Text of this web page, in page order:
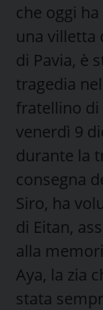
che oggi
una villetta
di Pavia, è
tragedia
fratellino di
venerdì 9
durante la
consegna
Siro, ha
di Eitan,
alla
Aya, la zia
stata